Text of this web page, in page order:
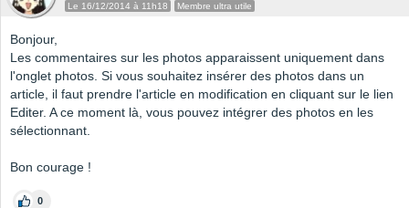
Le 16/12/2014 à 11h18 Membre ultra utile
Bonjour,
Les commentaires sur les photos apparaissent uniquement dans
l'onglet photos. Si vous souhaitez insérer des photos dans un
article, il faut prendre l'article en modification en cliquant sur le lien
Editer. A ce moment là, vous pouvez intégrer des photos en les
sélectionnant.
Bon courage !
0